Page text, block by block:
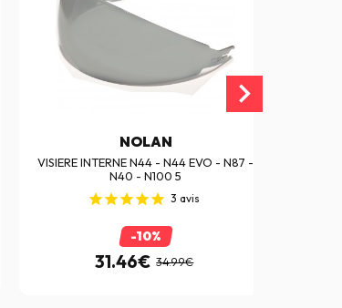
NOLAN
VISIERE INTERNE N44 - N44 EVO - N87 -
N40 - N100 5
3 avis
-10%
31.46€ 34.99€